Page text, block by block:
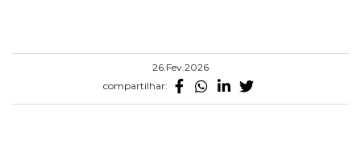
26.Fev.2026
compartilhar: